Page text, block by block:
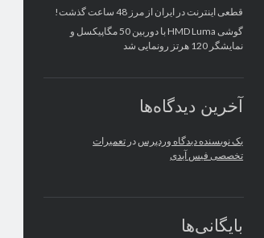
قطعی اینترنت در ایران از مرز 48 ساعت گذشت!
گوشی HMD Luma با دوربین 50 مگاپیکسل و
نمایشگر 120 هرتز رونمایی شد
آخرین دیدگاه‌ها
یک نویسنده دیدگاه وردپرس در تعمیرات
تخصصی فیس آیدی
بایگانی‌ها